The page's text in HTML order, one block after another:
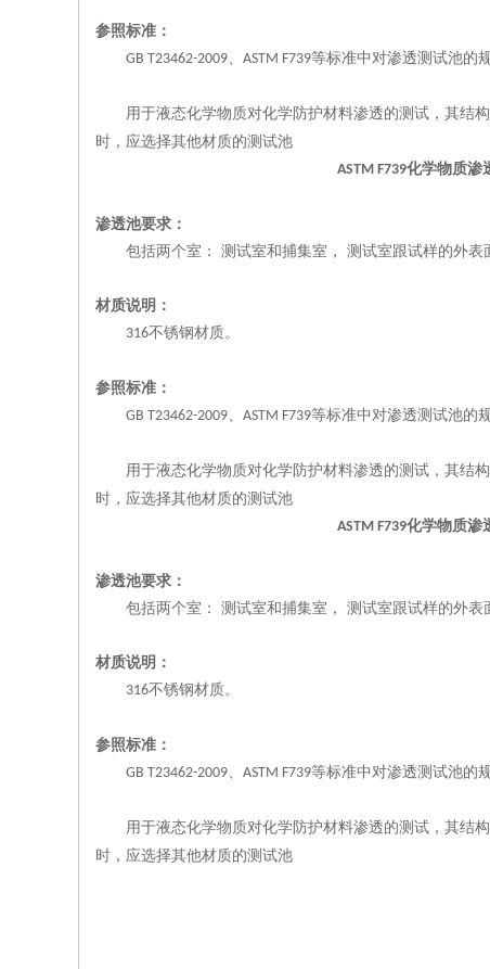
参照标准：
GB T23462-2009、 ASTM F739等标准中对渗透测试池的
用于液态化学物质对化学防护材料渗透的测试，其结构
时，应选择其他材质的测试池
ASTM F739化学物质渗
渗透池要求：
包括两个室：
测试室和捕集室， 测试室跟试样的外表
材质说明：
316不锈钢材质。
参照标准：
GB T23462-2009、 ASTM F739等标准中对渗透测试池的
用于液态化学物质对化学防护材料渗透的测试，其结构
时，应选择其他材质的测试池
ASTM F739化学物质渗
渗透池要求：
包括两个室：
测试室和捕集室， 测试室跟试样的外表
材质说明：
316不锈钢材质。
参照标准：
GB T23462-2009、 ASTM F739等标准中对渗透测试池的
用于液态化学物质对化学防护材料渗透的测试，其结构
时，应选择其他材质的测试池